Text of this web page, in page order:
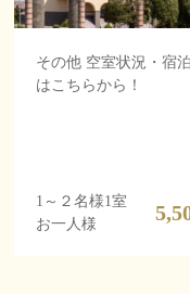
その他 空室状況・宿
はこちらから！
1～２名様1室
お一人様